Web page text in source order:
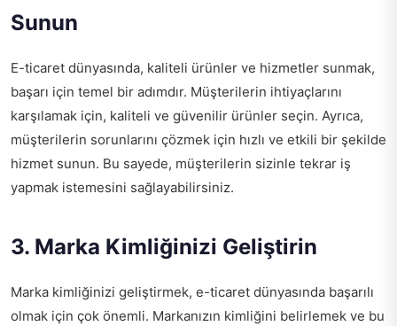
Sunun
E-ticaret dünyasında, kaliteli ürünler ve hizmetler sunmak,
başarı için temel bir adımdır. Müşterilerin ihtiyaçlarını
karşılamak için, kaliteli ve güvenilir ürünler seçin. Ayrıca,
müşterilerin sorunlarını çözmek için hızlı ve etkili bir şekilde
hizmet sunun. Bu sayede, müşterilerin sizinle tekrar iş
yapmak istemesini sağlayabilirsiniz.
3. Marka Kimliğinizi Geliştirin
Marka kimliğinizi geliştirmek, e-ticaret dünyasında başarılı
olmak için çok önemli. Markanızın kimliğini belirlemek ve bu